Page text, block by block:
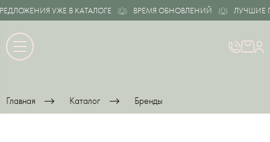
УЖЕ В КАТАЛОГЕ ВРЕМЯ ОБНОВЛЕНИЙ ЛУЧШИЕ
Главная Каталог Бренды